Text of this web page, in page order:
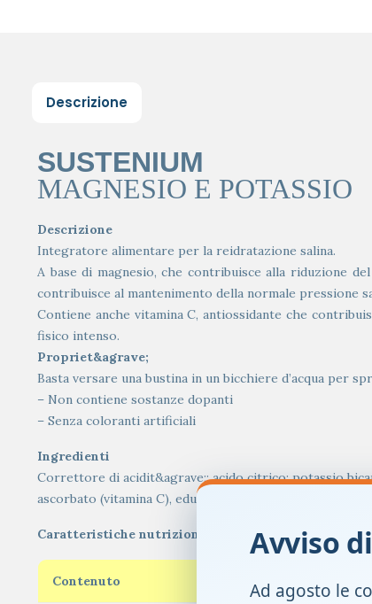
Descrizione
SUSTENIUM
MAGNESIO E POTASSIO
Descrizione
Integratore alimentare per la reidratazione salina.
A base di magnesio, che contribuisce alla riduzione
contribuisce al mantenimento della normale pressione
Contiene anche vitamina C, antiossidante che
fisico intenso.
Propriet&agrave;
Basta versare una bustina in un bicchiere d’acqua per
– Non contiene sostanze dopanti
– Senza coloranti artificiali
Ingredienti
Correttore di acidit&agrave;: acido citrico; potassio
ascorbato (vitamina C), edulcoranti: sucralosio,
Caratteristiche nutrizionali
Contenuto
Avviso di
Ad agosto le